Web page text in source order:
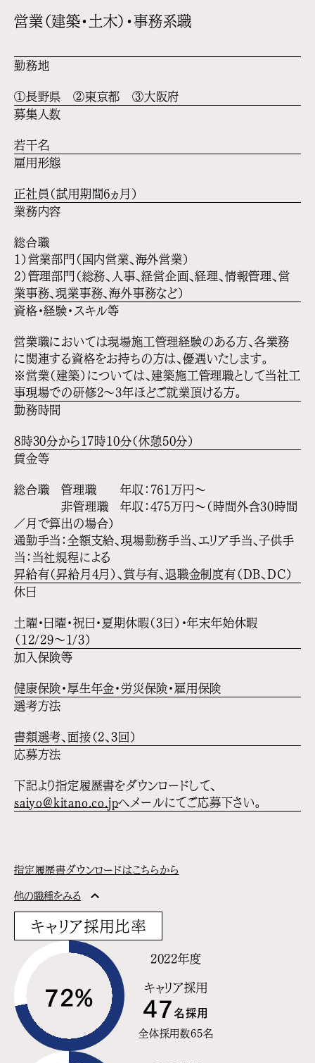
営業（建築・土木）・事務系職
勤務地
①長野県 ②東京都 ③大阪府
募集人数
若干名
雇用形態
正社員（試用期間6ヵ月）
業務内容
総合職
1）営業部門（国内営業、海外営業）
2）管理部門（総務、人事、経営企画、経理、情報管理、営
業事務、現業事務、海外事務など）
資格・経験・スキル等
営業職においては現場施工管理経験のある方、各業務
に関連する資格をお持ちの方は、優遇いたします。
※営業（建築）については、建築施工管理職として当社工
事現場での研修2〜3年ほどご就業頂ける方。
勤務時間
8時30分から17時10分（休憩50分）
賃金等
総合職 管理職 年収：761万円〜
非管理職 年収：475万円〜（時間外含30時間
／月で算出の場合）
通勤手当：全額支給、現場勤務手当、エリア手当、子供手
当：当社規程による
昇給有（昇給月4月）、賞与有、退職金制度有（DB、DC）
休日
土曜・日曜・祝日・夏期休暇（3日）・年末年始休暇
（12/29〜1/3）
加入保険等
健康保険・厚生年金・労災保険・雇用保険
選考方法
書類選考、面接（2、3回）
応募方法
下記より指定履歴書をダウンロードして、
saiyo@kitano.co.jpへメールにてご応募下さい。
指定履歴書ダウンロードはこちらから
他の職種をみる
キャリア採用比率
2022年度
72% キャリア採用
47名採用
全体採用数65名